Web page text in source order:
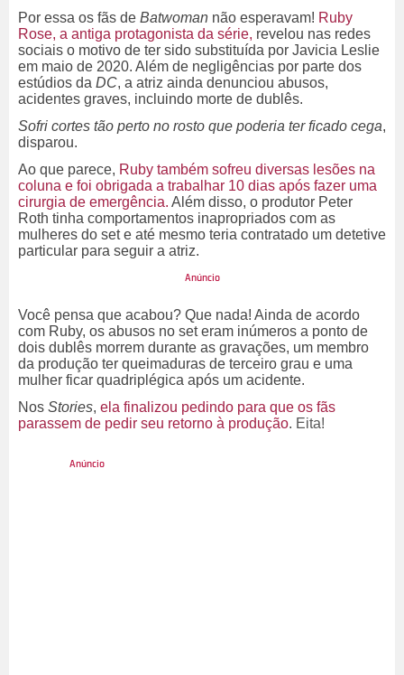
Por essa os fãs de Batwoman não esperavam! Ruby
Rose, a antiga protagonista da série, revelou nas redes
sociais o motivo de ter sido substituída por Javicia Leslie
em maio de 2020. Além de negligências por parte dos
estúdios da DC, a atriz ainda denunciou abusos,
acidentes graves, incluindo morte de dublês.
Sofri cortes tão perto no rosto que poderia ter ficado cega,
disparou.
Ao que parece, Ruby também sofreu diversas lesões na
coluna e foi obrigada a trabalhar 10 dias após fazer uma
cirurgia de emergência. Além disso, o produtor Peter
Roth tinha comportamentos inapropriados com as
mulheres do set e até mesmo teria contratado um detetive
particular para seguir a atriz.
Você pensa que acabou? Que nada! Ainda de acordo
com Ruby, os abusos no set eram inúmeros a ponto de
dois dublês morrem durante as gravações, um membro
da produção ter queimaduras de terceiro grau e uma
mulher ficar quadriplégica após um acidente.
Nos Stories, ela finalizou pedindo para que os fãs
parassem de pedir seu retorno à produção. Eita!